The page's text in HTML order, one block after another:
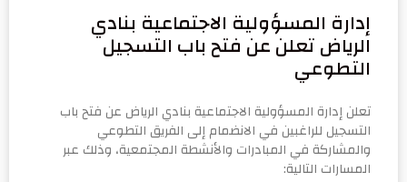
إدارة المسؤولية الاجتماعية بنادي
الرياض تعلن عن فتح باب التسجيل
التطوعي
تعلن إدارة المسؤولية الاجتماعية بنادي الرياض عن فتح باب
التسجيل للراغبين في الانضمام إلى الفريق التطوعي
والمشاركة في المبادرات والأنشطة المجتمعية، وذلك عبر
المسارات التالية: